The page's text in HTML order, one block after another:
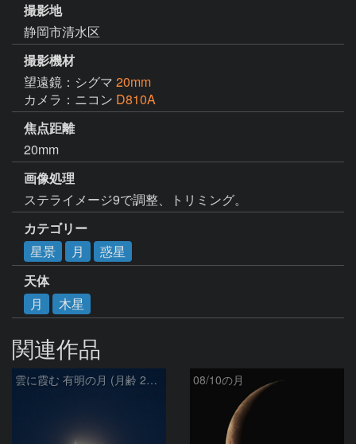
撮影地
静岡市清水区
撮影機材
望遠鏡：シグマ 20mm
カメラ：ニコン D810A
焦点距離
20mm
画像処理
ステライメージ9で調整、トリミング。
カテゴリー
星景
月
惑星
天体
月
木星
関連作品
雲に霞む 有明の月 (月齢 26.4) 08/10の月